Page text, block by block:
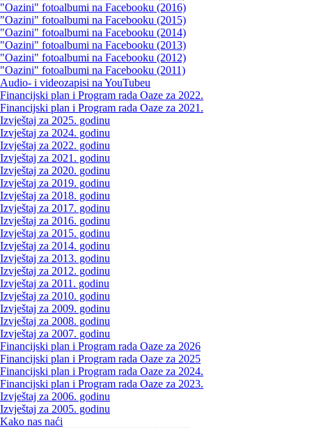
"Oazini" fotoalbumi na Facebooku (2016)
"Oazini" fotoalbumi na Facebooku (2015)
"Oazini" fotoalbumi na Facebooku (2014)
"Oazini" fotoalbumi na Facebooku (2013)
"Oazini" fotoalbumi na Facebooku (2012)
"Oazini" fotoalbumi na Facebooku (2011)
Audio- i videozapisi na YouTubeu
Financijski plan i Program rada Oaze za 2022.
Financijski plan i Program rada Oaze za 2021.
Izvještaj za 2025. godinu
Izvještaj za 2024. godinu
Izvještaj za 2022. godinu
Izvještaj za 2021. godinu
Izvještaj za 2020. godinu
Izvještaj za 2019. godinu
Izvještaj za 2018. godinu
Izvještaj za 2017. godinu
Izvještaj za 2016. godinu
Izvještaj za 2015. godinu
Izvještaj za 2014. godinu
Izvještaj za 2013. godinu
Izvještaj za 2012. godinu
Izvještaj za 2011. godinu
Izvještaj za 2010. godinu
Izvještaj za 2009. godinu
Izvještaj za 2008. godinu
Izvještaj za 2007. godinu
Financijski plan i Program rada Oaze za 2026
Financijski plan i Program rada Oaze za 2025
Financijski plan i Program rada Oaze za 2024.
Financijski plan i Program rada Oaze za 2023.
Izvještaj za 2006. godinu
Izvještaj za 2005. godinu
Kako nas naći